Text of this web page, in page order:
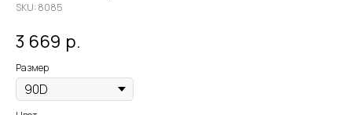
SKU: 8085
3 669 р.
Размер